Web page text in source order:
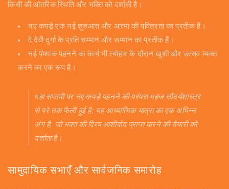
किसी की आंतरिक स्थिति और भक्ति को दर्शाती है।
नए कपड़े एक नई शुरुआत और आत्मा की पवित्रता का प्रतीक हैं।
वे देवी दुर्गा के प्रति सम्मान और सम्मान का प्रतीक हैं।
नई पोशाक पहनने का कार्य भी त्योहार के दौरान खुशी और उत्सव व्यक्त
करने का एक रूप है।
महा सप्तमी पर नए कपड़े पहनने की परंपरा महज सौंदर्यशास्त्र
से परे तक फैली हुई है; यह आध्यात्मिक यात्रा का एक अभिन्न
अंग है, जो भक्त की दिव्य आशीर्वाद प्राप्त करने की तैयारी को
दर्शाता है।
सामुदायिक सभाएँ और सार्वजनिक समारोह